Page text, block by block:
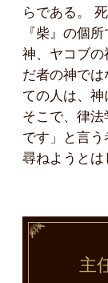
らである。
『柴』の個
神、ヤコブ
だ者の神で
ての人は、神
そこで、律法
です」と言
尋ねようとは
主